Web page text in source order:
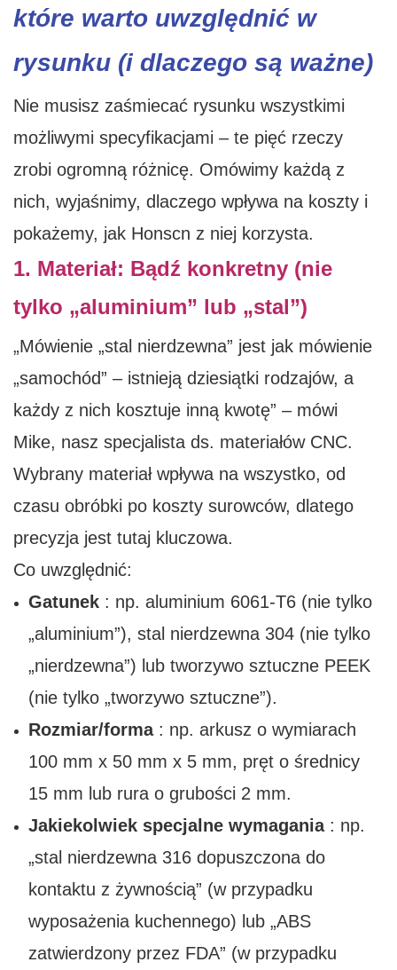
które warto uwzględnić w
rysunku (i dlaczego są ważne)
Nie musisz zaśmiecać rysunku wszystkimi
możliwymi specyfikacjami – te pięć rzeczy
zrobi ogromną różnicę. Omówimy każdą z
nich, wyjaśnimy, dlaczego wpływa na koszty i
pokażemy, jak Honscn z niej korzysta.
1. Materiał: Bądź konkretny (nie
tylko „aluminium” lub „stal”)
„Mówienie „stal nierdzewna” jest jak mówienie
„samochód” – istnieją dziesiątki rodzajów, a
każdy z nich kosztuje inną kwotę” – mówi
Mike, nasz specjalista ds. materiałów CNC.
Wybrany materiał wpływa na wszystko, od
czasu obróbki po koszty surowców, dlatego
precyzja jest tutaj kluczowa.
Co uwzględnić:
Gatunek: np. aluminium 6061-T6 (nie tylko
„aluminium”), stal nierdzewna 304 (nie tylko
„nierdzewna”) lub tworzywo sztuczne PEEK
(nie tylko „tworzywo sztuczne”).
Rozmiar/forma: np. arkusz o wymiarach
100 mm x 50 mm x 5 mm, pręt o średnicy
15 mm lub rura o grubości 2 mm.
Jakiekolwiek specjalne wymagania: np.
„stal nierdzewna 316 dopuszczona do
kontaktu z żywnością” (w przypadku
wyposażenia kuchennego) lub „ABS
zatwierdzony przez FDA” (w przypadku